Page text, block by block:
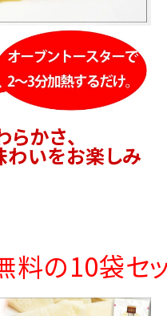
かさ、
わいをお楽しみ
の10袋セ